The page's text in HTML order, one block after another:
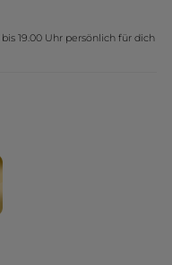
19.00 Uhr persönlich für dich